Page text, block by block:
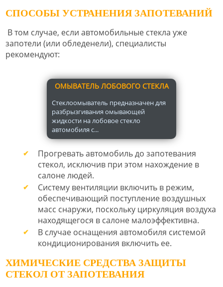
СПОСОБЫ УСТРАНЕНИЯ ЗАПОТЕВАНИЙ
В том случае, если автомобильные стекла уже
запотели (или обледенели), специалисты
рекомендуют:
ОМЫВАТЕЛЬ ЛОБОВОГО СТЕКЛА
Стеклоомыватель предназначен для
разбрызгивания омывающей
жидкости на лобовое стекло
автомобиля с...
Прогревать автомобиль до запотевания
стекол, исключив при этом нахождение в
салоне людей.
Систему вентиляции включить в режим,
обеспечивающий поступление воздушных
масс снаружи, поскольку циркуляция воздуха
находящегося в салоне малоэффективна.
В случае оснащения автомобиля системой
кондиционирования включить ее.
ХИМИЧЕСКИЕ СРЕДСТВА ЗАЩИТЫ
СТЕКОЛ ОТ ЗАПОТЕВАНИЯ